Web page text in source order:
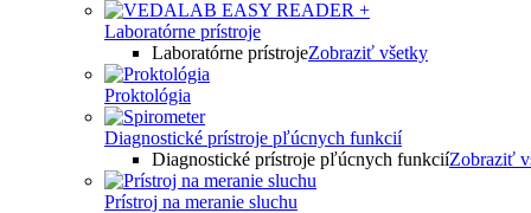
Laboratórne prístroje
Laboratórne prístrojeZobraziť všetky
Proktológia
Diagnostické prístroje pľúcnych funkcií
Diagnostické prístroje pľúcnych funkciíZobraziť
Prístroj na meranie sluchu